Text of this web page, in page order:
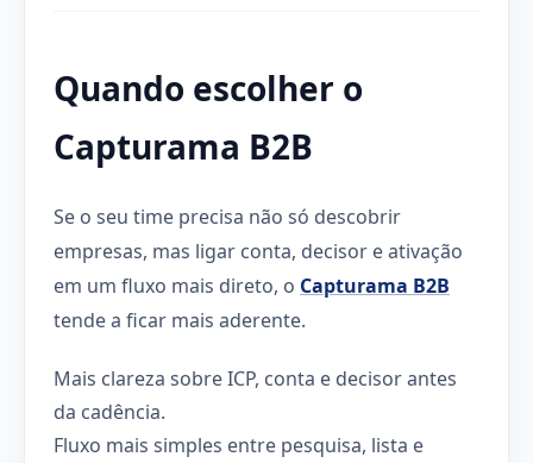
Quando escolher o
Capturama B2B
Se o seu time precisa não só descobrir
empresas, mas ligar conta, decisor e ativação
em um fluxo mais direto, o Capturama B2B
tende a ficar mais aderente.
Mais clareza sobre ICP, conta e decisor antes
da cadência.
Fluxo mais simples entre pesquisa, lista e